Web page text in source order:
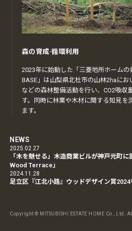
森の育成·循環利用
2023年に始動した「三菱地所ホームの
BASE」は山梨県北杜市の山林2haにお
などの森林整備活動を行い、CO2吸収
す。同時に林業や木材に関する知見を
ます。
NEWS
2025.02.27
「木を魅せる」木造商業ビルが神戸元町
Wood Terrace」
2024.11.28
足立区『江北小路』ウッドデザイン賞2024
Copyright © MITSUBISHI ESTATE HOME Co., Ltd.